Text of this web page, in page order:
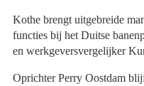
Kothe brengt uitgebreide
functies bij het Duitse
en werkgeversvergelijker
Oprichter Perry Oostdam